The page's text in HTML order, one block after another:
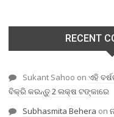
RECENT
Sukant Sahoo on ଏହି
ବିକ୍ରି କରନ୍ତୁ 2 ଲକ୍ଷ ଟଙ୍କାରେ
Subhasmita Behera on